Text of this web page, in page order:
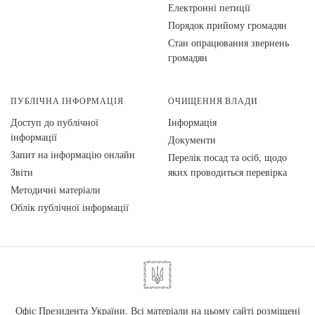
Електронні петиції
Порядок прийому громадян
Стан опрацювання звернень
громадян
ПУБЛІЧНА ІНФОРМАЦІЯ
Доступ до публічної
інформації
Запит на інформацію онлайн
Звіти
Методичні матеріали
Облік публічної інформації
ОЧИЩЕННЯ ВЛАДИ
Інформація
Документи
Перелік посад та осіб, щодо
яких проводиться перевірка
Офіс Президента України. Всі матеріали на цьому сайті розміщені